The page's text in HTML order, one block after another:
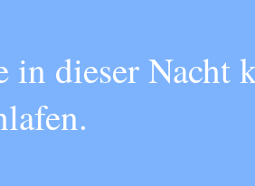
in dieser Nacht